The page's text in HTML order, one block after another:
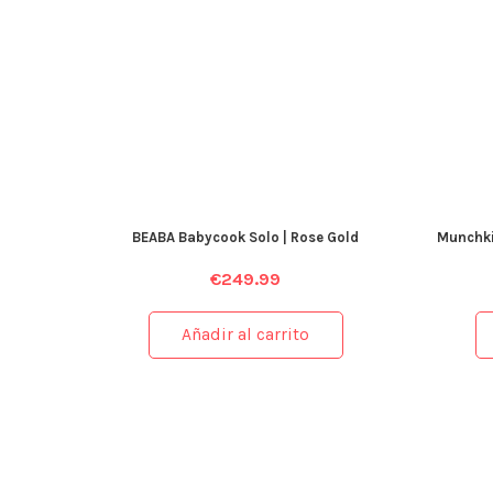
BEABA Babycook Solo | Rose Gold
€249.99
Añadir al carrito